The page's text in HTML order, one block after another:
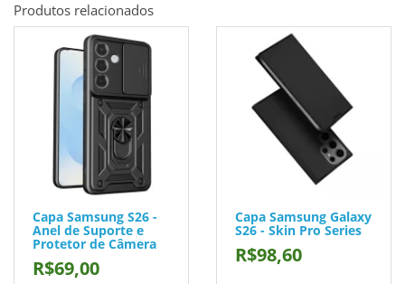
Produtos relacionados
Capa Samsung S26 -
Anel de Suporte e
Protetor de Câmera
R$69,00
Capa Samsung Galaxy
S26 - Skin Pro Series
R$98,60